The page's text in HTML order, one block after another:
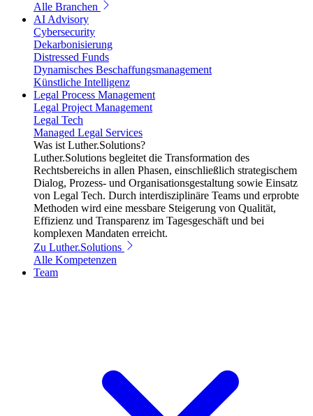
Alle Branchen
AI Advisory
Cybersecurity
Dekarbonisierung
Distressed Funds
Dynamisches Beschaffungsmanagement
Künstliche Intelligenz
Legal Process Management
Legal Project Management
Legal Tech
Managed Legal Services
Was ist Luther.Solutions?
Luther.Solutions begleitet die Transformation des
Rechtsbereichs in allen Phasen, einschließlich strategischem
Dialog, Prozess- und Organisationsgestaltung sowie Einsatz
von Legal Tech. Durch interdisziplinäre Teams und erprobte
Methoden wird eine messbare Steigerung von Qualität,
Effizienz und Transparenz im Tagesgeschäft und bei
komplexen Mandaten erreicht.
Zu Luther.Solutions
Alle Kompetenzen
Team